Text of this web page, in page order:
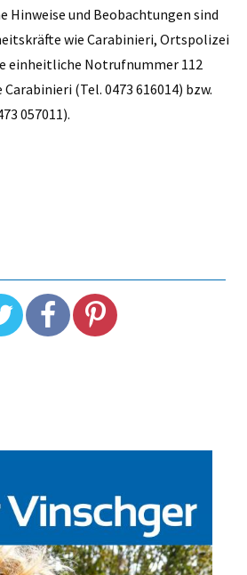
Hinweise und Beobachtungen sind
wie Carabinieri, Ortspolizei
einheitliche Notrufnummer 112
(Tel. 0473 616014) bzw.
057011).